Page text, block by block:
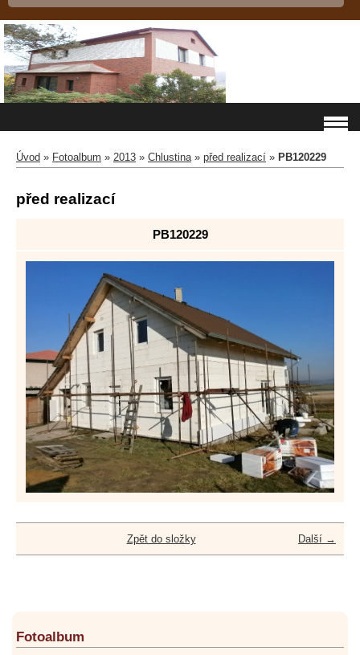
Úvod » Fotoalbum » 2013 » Chlustina» před realizací » PB120229
před realizací
PB120229
Další →
Zpět do složky
Fotoalbum